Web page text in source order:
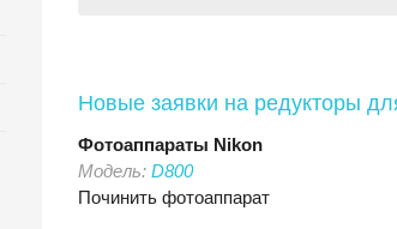
Новые заявки на редукторы
Фотоаппараты Nikon
Модель: D800
Починить фотоаппарат